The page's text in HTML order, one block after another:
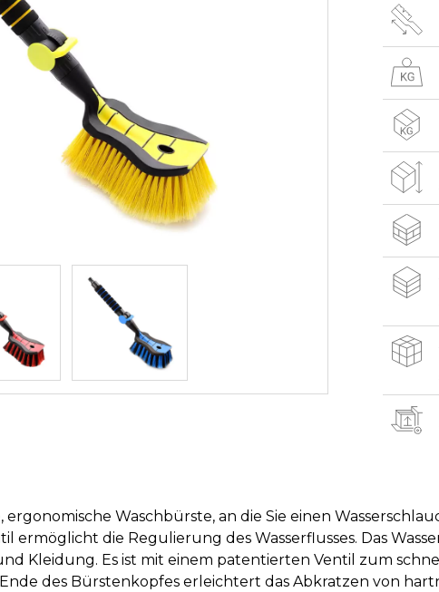
ergonomische Waschbürste, an die Sie einen
ermöglicht die Regulierung des Wasserflusses. Das
Kleidung. Es ist mit einem patentierten Ventil zum
des Bürstenkopfes erleichtert das Abkratzen von